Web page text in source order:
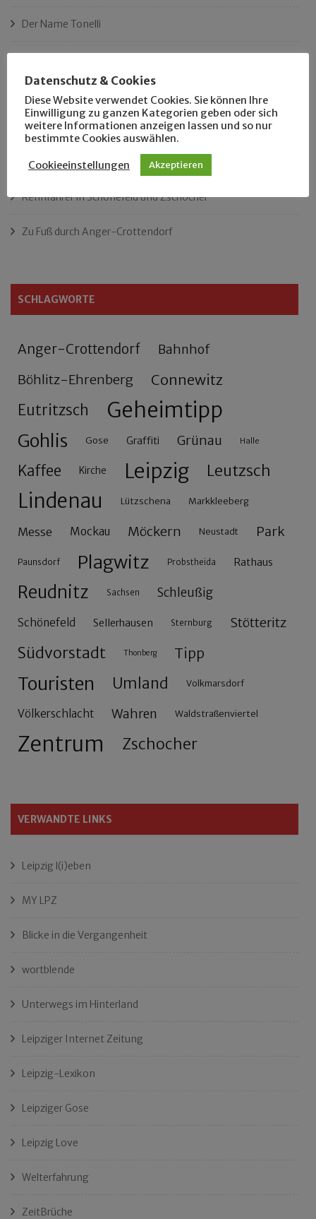
Der Name Tonelli
„Als Hobbyhistoriker bin ich in ganz Leipzig zu Hause“
Das neue Eutritzsch-Buch
Der Leipziger Schmiedetag von 1904
Rennfahrer in Schönefeld und Zschocher
Zu Fuß durch Anger-Crottendorf
SCHLAGWORTE
Anger-Crottendorf Bahnhof
Böhlitz-Ehrenberg Connewitz
Eutritzsch Geheimtipp
Gohlis Gose Graffiti Grünau Halle
Kaffee Kirche Leipzig Leutzsch
Lindenau Lützschena Markkleeberg
Messe Mockau Möckern Neustadt Park
Paunsdorf Plagwitz Probstheida Rathaus
Reudnitz Sachsen Schleußig
Schönefeld Sellerhausen Sternburg Stötteritz
Südvorstadt Thonberg Tipp
Touristen Umland Volkmarsdorf
Völkerschlacht Wahren Waldstraßenviertel
Zentrum Zschocher
VERWANDTE LINKS
Leipzig l(i)eben
MY LPZ
Blicke in die Vergangenheit
wortblende
Unterwegs im Hinterland
Leipziger Internet Zeitung
Leipzig-Lexikon
Leipziger Gose
Leipzig Love
Welterfahrung
ZeitBrüche
Datenschutz & Cookies
Diese Website verwendet Cookies. Sie können Ihre
Einwilligung zu ganzen Kategorien geben oder sich
weitere Informationen anzeigen lassen und so nur
bestimmte Cookies auswählen.
Cookieeinstellungen Akzeptieren